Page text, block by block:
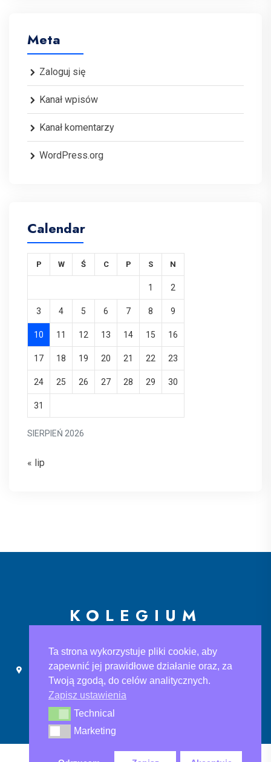
Meta
Zaloguj się
Kanał wpisów
Kanał komentarzy
WordPress.org
Calendar
SIERPIEŃ 2026
P W Ś C P S N
1 2
3 4 5 6 7 8 9
10 11 12 13 14 15 16
17 18 19 20 21 22 23
24 25 26 27 28 29 30
31
« lip
KOLEGIUM
Ślusarska 9, 30-710 Kraków
sekretariat@ke.edu.pl
+48 733 883 121
Ta strona wykorzystuje pliki cookie, aby
zapewnić jej prawidłowe działanie oraz, za
Twoją zgodą, do celów analitycznych.
Zapisz ustawienia
TechnicalTechnical
MarketingMarketing